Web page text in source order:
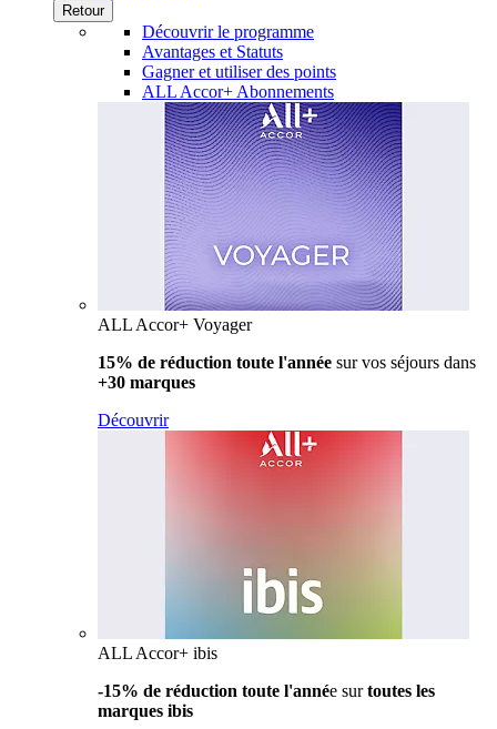
Retour
Découvrir le programme
Avantages et Statuts
Gagner et utiliser des points
ALL Accor+ Abonnements
ALL Accor+ Voyager
15% de réduction toute l'année sur vos séjours dans
+30 marques
Découvrir
ALL Accor+ ibis
-15% de réduction toute l'année surtoutes les
marques ibis